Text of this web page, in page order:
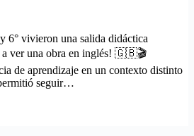
6° vivieron una salida didáctica
a ver una obra en inglés! 🇬🇧🎬
de aprendizaje en un contexto distinto
seguir…